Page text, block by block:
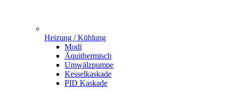
Heizung / Kühlung
Modi
Äquithermisch
Umwälzpumpe
Kesselkaskade
PID Kaskade